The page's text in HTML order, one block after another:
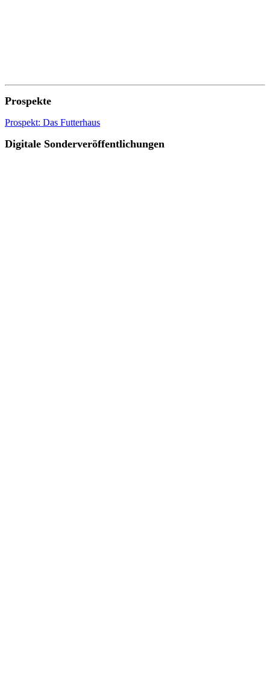
Prospekte
Prospekt: Das Futterhaus
Digitale Sonderveröffentlichungen